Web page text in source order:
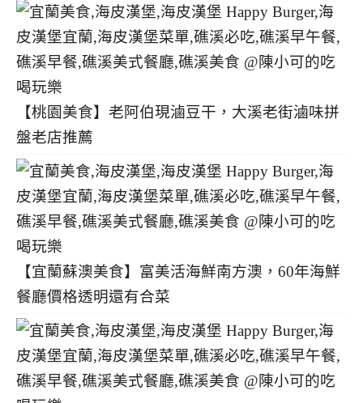
【桃園美食】老阿伯現滷豆干，大溪老街滷味拼
盤老店推薦
【宜蘭蘇澳美食】富美活海鮮南方澳，60年海鮮
餐廳價格透明還有合菜